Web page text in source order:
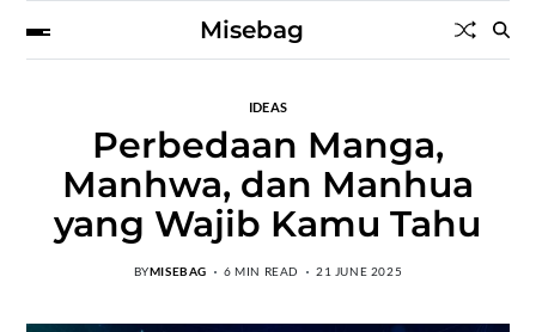
Misebag
IDEAS
Perbedaan Manga,
Manhwa, dan Manhua
yang Wajib Kamu Tahu
BYMISEBAG 6 MIN READ 21 JUNE 2025